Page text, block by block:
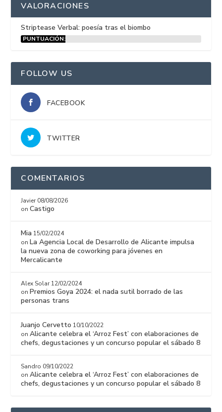
VALORACIONES
Striptease Verbal: poesía tras el biombo
PUNTUACIÓN:
FOLLOW US
FACEBOOK
TWITTER
COMENTARIOS
Javier 08/08/2026
onCastigo
Mia 15/02/2024
onLa Agencia Local de Desarrollo de Alicante impulsa
la nueva zona de coworking para jóvenes en
Mercalicante
Alex Solar 12/02/2024
onPremios Goya 2024: el nada sutil borrado de las
personas trans
Juanjo Cervetto 10/10/2022
onAlicante celebra el ‘Arroz Fest’ con elaboraciones de
chefs, degustaciones y un concurso popular el sábado 8
Sandro 09/10/2022
onAlicante celebra el ‘Arroz Fest’ con elaboraciones de
chefs, degustaciones y un concurso popular el sábado 8